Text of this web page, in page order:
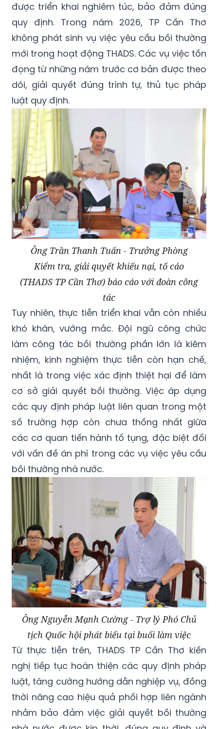
được triển khai nghiêm túc, bảo đảm đúng
quy định. Trong năm 2026, TP Cần Thơ
không phát sinh vụ việc yêu cầu bồi thường
mới trong hoạt động THADS. Các vụ việc tồn
đọng từ những năm trước cơ bản được theo
dõi, giải quyết đúng trình tự, thủ tục pháp
luật quy định.
Ông Trần Thanh Tuấn - Trưởng Phòng
Kiểm tra, giải quyết khiếu nại, tố cáo
(THADS TP Cần Thơ) báo cáo với đoàn công
tác
Tuy nhiên, thực tiễn triển khai vẫn còn nhiều
khó khăn, vướng mắc. Đội ngũ công chức
làm công tác bồi thường phần lớn là kiêm
nhiệm, kinh nghiệm thực tiễn còn hạn chế,
nhất là trong việc xác định thiệt hại để làm
cơ sở giải quyết bồi thường. Việc áp dụng
các quy định pháp luật liên quan trong một
số trường hợp còn chưa thống nhất giữa
các cơ quan tiến hành tố tụng, đặc biệt đối
với vấn đề án phí trong các vụ việc yêu cầu
bồi thường nhà nước.
Ông Nguyễn Mạnh Cường - Trợ lý Phó Chủ
tịch Quốc hội phát biểu tại buổi làm việc
Từ thực tiễn trên, THADS TP Cần Thơ kiến
nghị tiếp tục hoàn thiện các quy định pháp
luật, tăng cường hướng dẫn nghiệp vụ, đồng
thời nâng cao hiệu quả phối hợp liên ngành
nhằm bảo đảm việc giải quyết bồi thường